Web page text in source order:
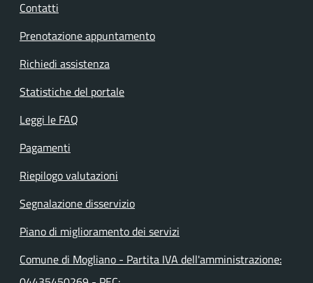
Contatti
Prenotazione appuntamento
Richiedi assistenza
Statistiche del portale
Leggi le FAQ
Pagamenti
Riepilogo valutazioni
Segnalazione disservizio
Piano di miglioramento dei servizi
Comune di Mogliano - Partita IVA dell'amministrazione: